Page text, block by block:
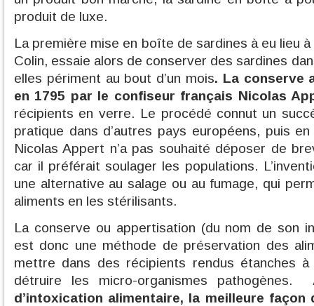
produit de luxe.
La première mise en boîte de sardines à eu lieu
Colin, essaie alors de conserver des sardines
elles périment au bout d’un mois. La conserve
en 1795 par le confiseur français Nicolas
récipients en verre. Le procédé connut un
pratique dans d’autres pays européens, puis
Nicolas Appert n’a pas souhaité déposer de
car il préférait soulager les populations.
une alternative au salage ou au fumage, qui
aliments en les stérilisants.
La conserve ou appertisation (du nom de son
est donc une méthode de préservation des
mettre dans des récipients rendus étanches à
détruire les micro-organismes pathogènes.
d’intoxication alimentaire, la meilleure